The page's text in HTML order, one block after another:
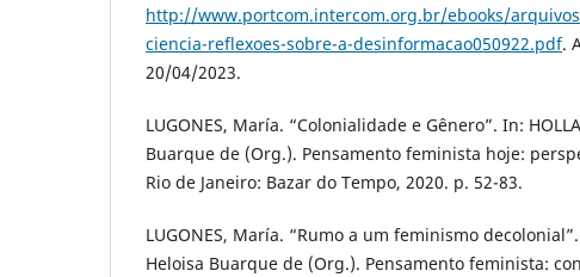
http://www.portcom.intercom.org.br/ebooks/
ciencia-reflexoes-sobre-a-desinformacao050922.pdf.
20/04/2023.
LUGONES, María. “Colonialidade e Gênero”. In:
Buarque de (Org.). Pensamento feminista hoje:
Rio de Janeiro: Bazar do Tempo, 2020. p. 52-83.
LUGONES, María. “Rumo a um feminismo
Heloisa Buarque de (Org.). Pensamento feminista: